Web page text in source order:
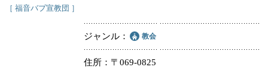
［ 福音バプ宣教団 ］
ジャンル 教会
住所
〒069-0825